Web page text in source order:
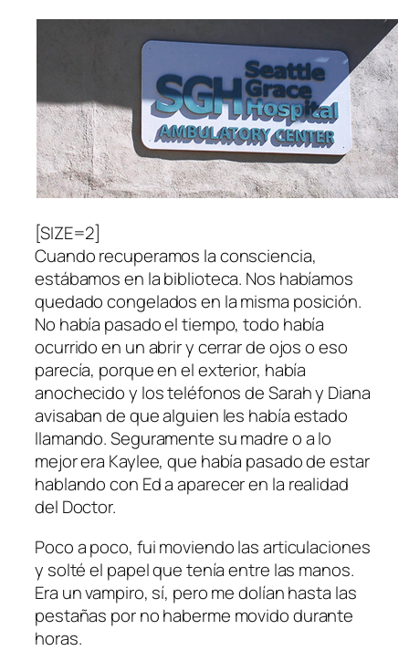
[SIZE=2]
Cuando recuperamos la consciencia,
estábamos en la biblioteca. Nos habíamos
quedado congelados en la misma posición.
No había pasado el tiempo, todo había
ocurrido en un abrir y cerrar de ojos o eso
parecía, porque en el exterior, había
anochecido y los teléfonos de Sarah y Diana
avisaban de que alguien les había estado
llamando. Seguramente su madre o a lo
mejor era Kaylee, que había pasado de estar
hablando con Ed a aparecer en la realidad
del Doctor.
Poco a poco, fui moviendo las articulaciones
y solté el papel que tenía entre las manos.
Era un vampiro, sí, pero me dolían hasta las
pestañas por no haberme movido durante
horas.